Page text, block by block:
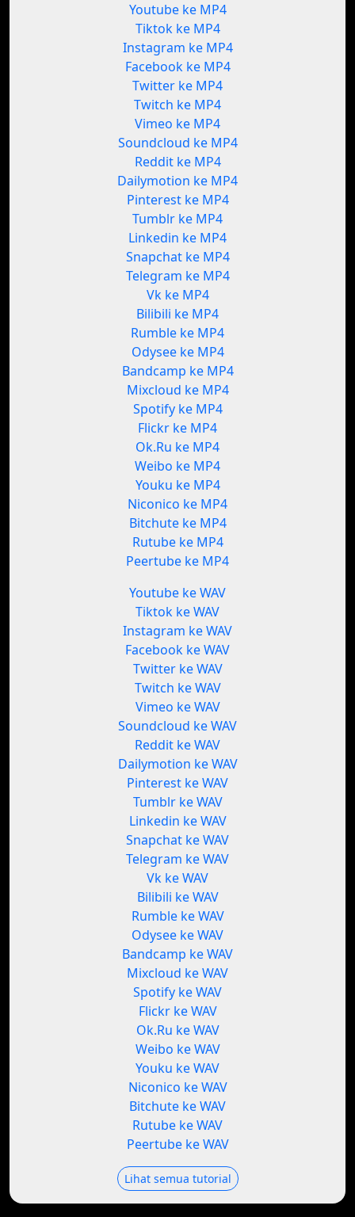
Youtube ke MP4
Tiktok ke MP4
Instagram ke MP4
Facebook ke MP4
Twitter ke MP4
Twitch ke MP4
Vimeo ke MP4
Soundcloud ke MP4
Reddit ke MP4
Dailymotion ke MP4
Pinterest ke MP4
Tumblr ke MP4
Linkedin ke MP4
Snapchat ke MP4
Telegram ke MP4
Vk ke MP4
Bilibili ke MP4
Rumble ke MP4
Odysee ke MP4
Bandcamp ke MP4
Mixcloud ke MP4
Spotify ke MP4
Flickr ke MP4
Ok.Ru ke MP4
Weibo ke MP4
Youku ke MP4
Niconico ke MP4
Bitchute ke MP4
Rutube ke MP4
Peertube ke MP4
Youtube ke WAV
Tiktok ke WAV
Instagram ke WAV
Facebook ke WAV
Twitter ke WAV
Twitch ke WAV
Vimeo ke WAV
Soundcloud ke WAV
Reddit ke WAV
Dailymotion ke WAV
Pinterest ke WAV
Tumblr ke WAV
Linkedin ke WAV
Snapchat ke WAV
Telegram ke WAV
Vk ke WAV
Bilibili ke WAV
Rumble ke WAV
Odysee ke WAV
Bandcamp ke WAV
Mixcloud ke WAV
Spotify ke WAV
Flickr ke WAV
Ok.Ru ke WAV
Weibo ke WAV
Youku ke WAV
Niconico ke WAV
Bitchute ke WAV
Rutube ke WAV
Peertube ke WAV
Lihat semua tutorial